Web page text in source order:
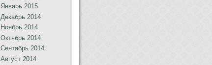
Январь 2015
Декабрь 2014
Ноябрь 2014
Октябрь 2014
Сентябрь 2014
Август 2014